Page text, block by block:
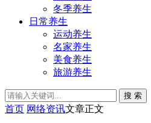
冬季养生
日常养生
运动养生
名家养生
美食养生
旅游养生
搜 索
首页 网络资讯文章正文